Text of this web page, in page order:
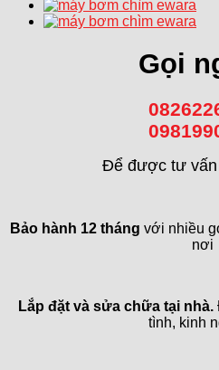
Gọi
Để được tư vấn
Bảo hành 12 tháng với nhiều
nơi
Lắp đặt và sửa chữa tại nhà.
tình, kinh